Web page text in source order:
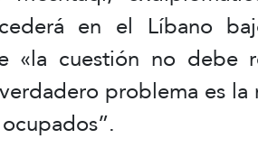
en el Líbano
«la cuestión no debe
problema es